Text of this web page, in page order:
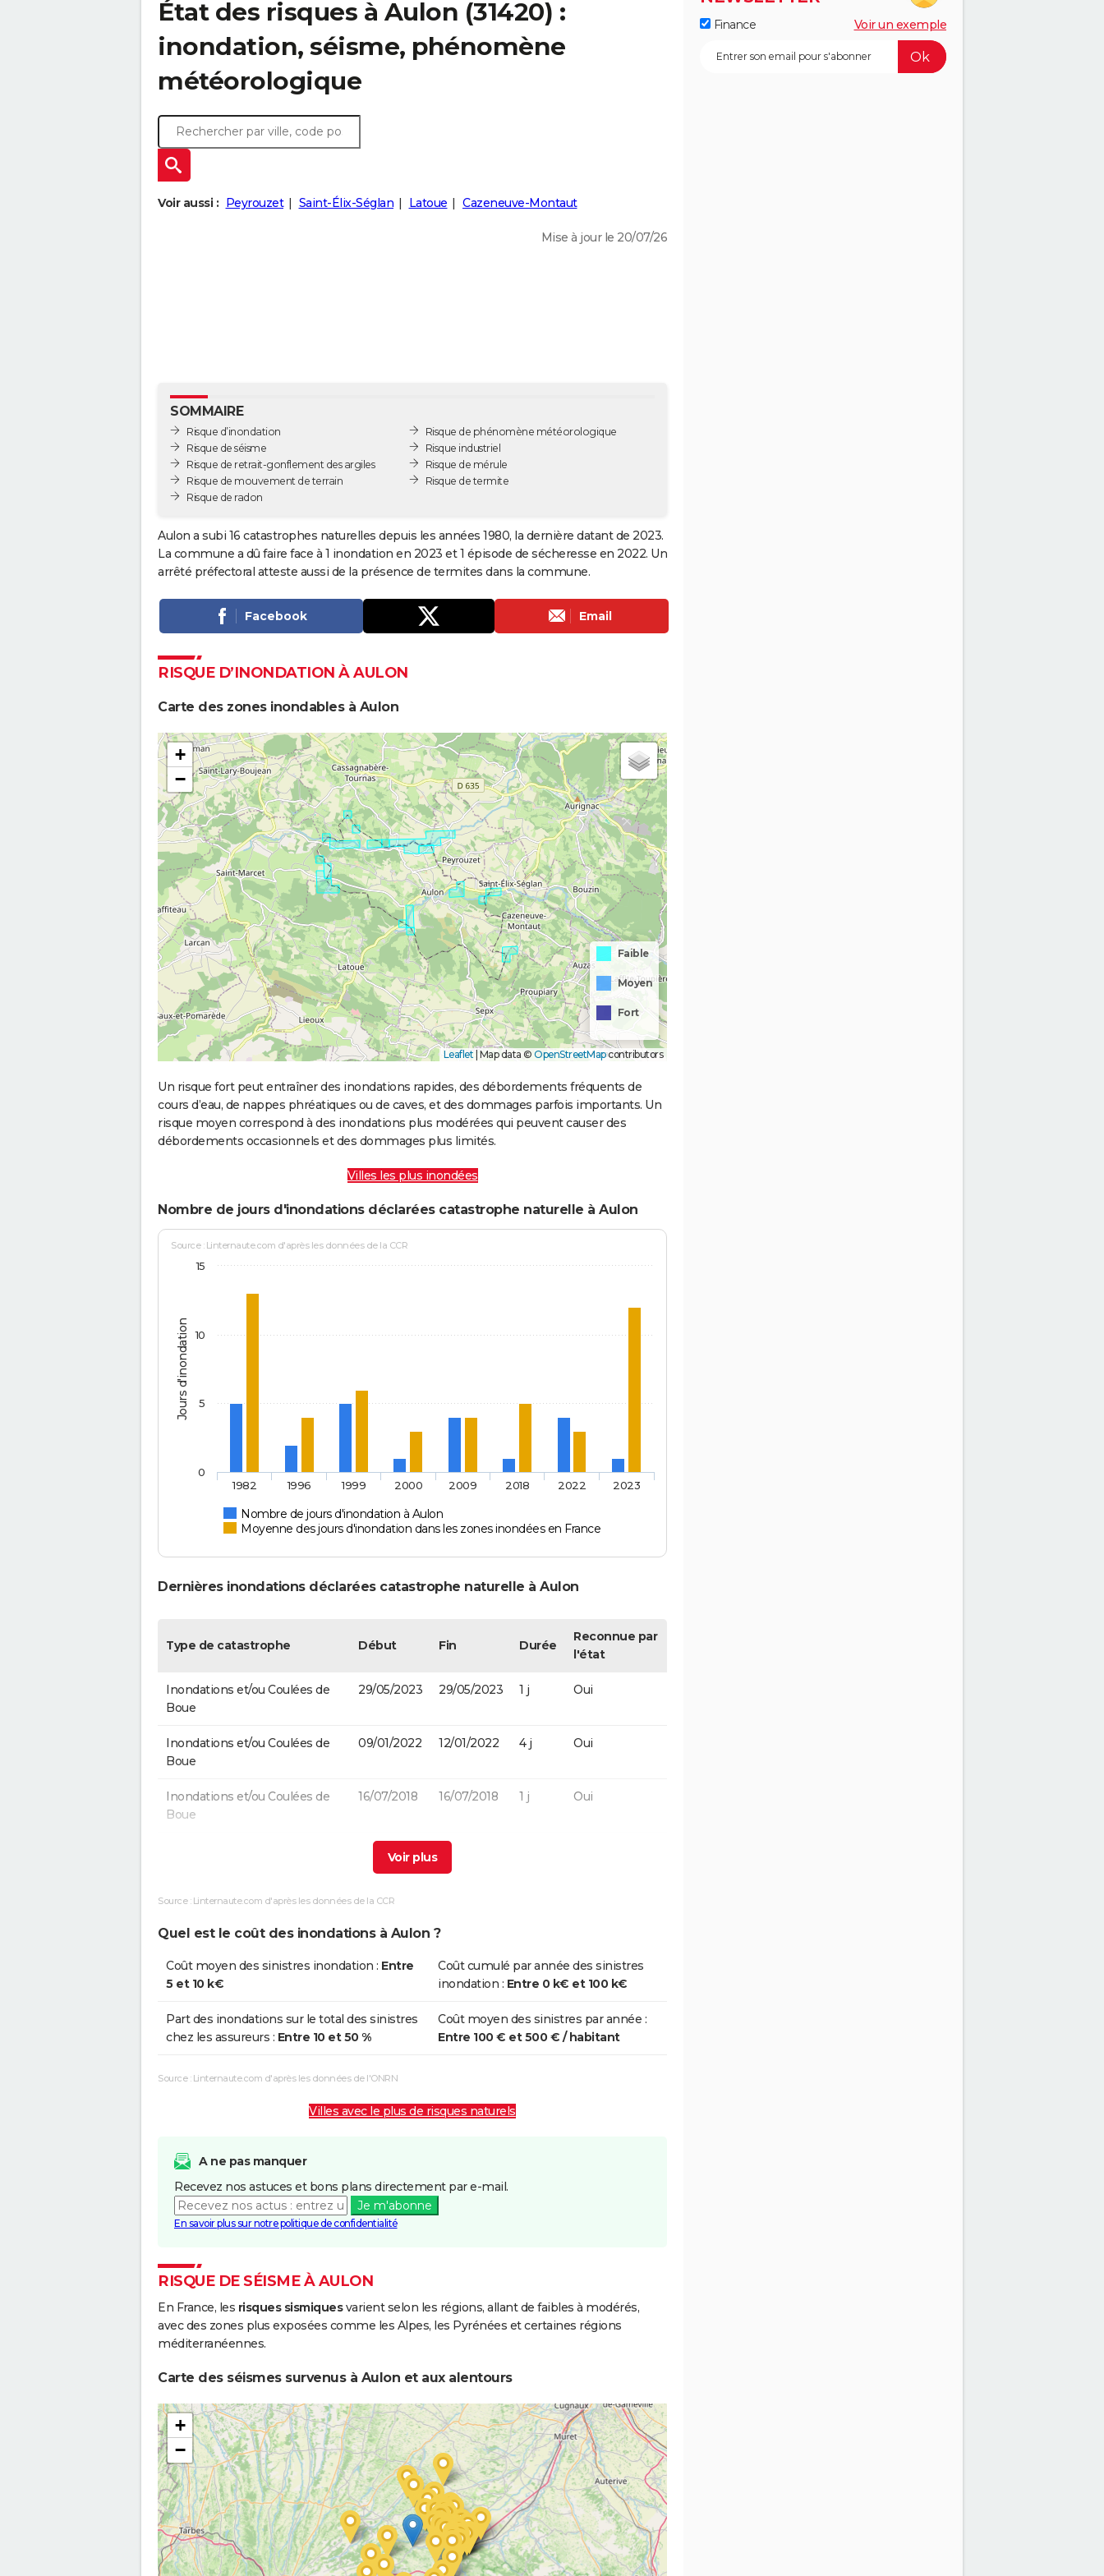
État des risques à Aulon (31420) :
inondation, séisme, phénomène
météorologique
Voir aussi : Peyrouzet Saint-Élix-Séglan Latoue Cazeneuve-Montaut
Mise à jour le 20/07/26
SOMMAIRE
Risque d’inondation
Risque de séisme
Risque de retrait-gonflement des argiles
Risque de mouvement de terrain
Risque de radon
Risque de phénomène météorologique
Risque industriel
Risque de mérule
Risque de termite
Aulon a subi 16 catastrophes naturelles depuis les années 1980, la dernière datant de 2023.
La commune a dû faire face à 1 inondation en 2023 et 1 épisode de sécheresse en 2022. Un
arrêté préfectoral atteste aussi de la présence de termites dans la commune.
Facebook Email
RISQUE D’INONDATION À AULON
Carte des zones inondables à Aulon
+
−
Faible
Moyen
Fort
Leaflet | Map data © OpenStreetMapcontributors
Un risque fort peut entraîner des inondations rapides, des débordements fréquents de
cours d’eau, de nappes phréatiques ou de caves, et des dommages parfois importants. Un
risque moyen correspond à des inondations plus modérées qui peuvent causer des
débordements occasionnels et des dommages plus limités.
Villes les plus inondées
Nombre de jours d'inondations déclarées catastrophe naturelle à Aulon
Jours d'inondation
Source : Linternaute.com d'après les données de la CCR
Nombre de jours d'inondation à Aulon
Moyenne des jours d'inondation dans les zones inondées en France
1982 1996 1999 2000 2009 2018 2022 2023
0
5
10
15
Dernières inondations déclarées catastrophe naturelle à Aulon
Type de catastrophe Début Fin Durée
Reconnue par
l'état
Inondations et/ou Coulées de
Boue
29/05/2023 29/05/2023 1 j Oui
Inondations et/ou Coulées de
Boue
09/01/2022 12/01/2022 4 j Oui
Inondations et/ou Coulées de
Boue
16/07/2018 16/07/2018 1 j Oui
24/01/2009 27/01/2009
Inondations et/ou Coulées de
10/05/2000
Boue
Boue
Boue
Source : Linternaute.com d'après les données de la CCR
Quel est le coût des inondations à Aulon ?
Coût moyen des sinistres inondation : Entre
5 et 10 k€
Coût cumulé par année des sinistres
inondation : Entre 0 k€ et 100 k€
Part des inondations sur le total des sinistres
chez les assureurs : Entre 10 et 50 %
Coût moyen des sinistres par année :
Entre 100 € et 500 € / habitant
Source : Linternaute.com d'après les données de l'ONRN
Villes avec le plus de risques naturels
A ne pas manquer
Recevez nos astuces et bons plans directement par e-mail.
Je m'abonne
En savoir plus sur notre politique de confidentialité
RISQUE DE SÉISME À AULON
En France, les risques sismiquesvarient selon les régions, allant de faibles à modérés,
avec des zones plus exposées comme les Alpes, les Pyrénées et certaines régions
méditerranéennes.
Carte des séismes survenus à Aulon et aux alentours
+
−
Finance Voir un exemple